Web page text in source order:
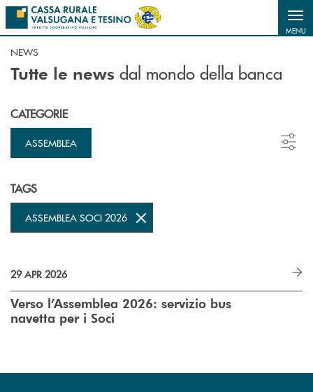
Salta al contenuto principale
MENU
NEWS
Tutte le news dal mondo della banca
CATEGORIE
ASSEMBLEA
TAGS
ASSEMBLEA SOCI 2026
29 APR 2026
Verso l’Assemblea 2026: servizio bus
navetta per i Soci